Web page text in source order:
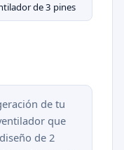
de 3 pines
de tu
que
de 2